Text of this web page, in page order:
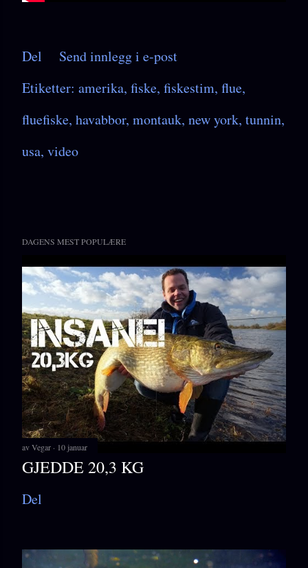
Del
Send innlegg i e-post
Etiketter: amerika fiske fiskestim flue
fluefiske havabbor montauk new york tunnin
usa video
DAGENS MEST POPULÆRE
avVegar 10 januar
GJEDDE 20,3 KG
Del